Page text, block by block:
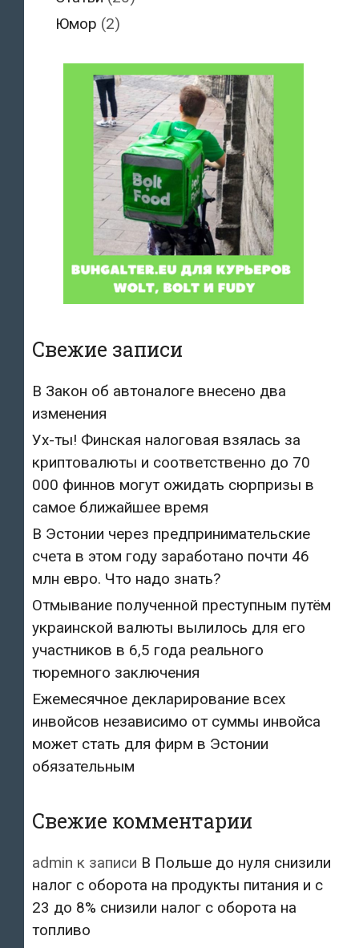
Юмор (2)
Свежие записи
В Закон об автоналоге внесено два
изменения
Ух-ты! Финская налоговая взялась за
криптовалюты и соответственно до 70
000 финнов могут ожидать сюрпризы в
самое ближайшее время
В Эстонии через предпринимательские
счета в этом году заработано почти 46
млн евро. Что надо знать?
Отмывание полученной преступным путём
украинской валюты вылилось для его
участников в 6,5 года реального
тюремного заключения
Ежемесячное декларирование всех
инвойсов независимо от суммы инвойса
может стать для фирм в Эстонии
обязательным
Свежие комментарии
admin к записи В Польше до нуля снизили
налог с оборота на продукты питания и с
23 до 8% снизили налог с оборота на
топливо